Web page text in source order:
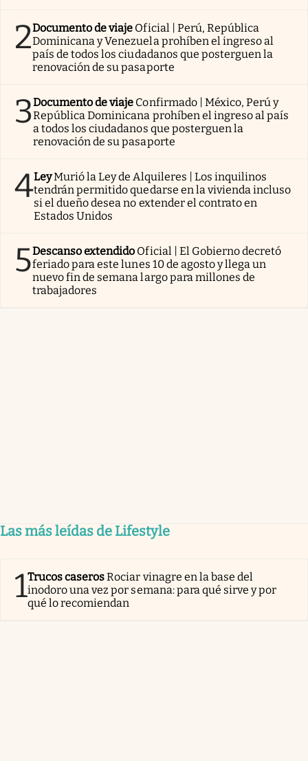
2Documento de viaje Oficial | Perú, República
Dominicana y Venezuela prohíben el ingreso al
país de todos los ciudadanos que posterguen la
renovación de su pasaporte
3Documento de viaje Confirmado | México, Perú y
República Dominicana prohíben el ingreso al país
a todos los ciudadanos que posterguen la
renovación de su pasaporte
4LeyMurió la Ley de Alquileres | Los inquilinos
tendrán permitido quedarse en la vivienda incluso
si el dueño desea no extender el contrato en
Estados Unidos
5Descanso extendido Oficial | El Gobierno decretó
feriado para este lunes 10 de agosto y llega un
nuevo fin de semana largo para millones de
trabajadores
Las más leídas de Lifestyle
1Trucos caserosRociar vinagre en la base del
inodoro una vez por semana: para qué sirve y por
qué lo recomiendan